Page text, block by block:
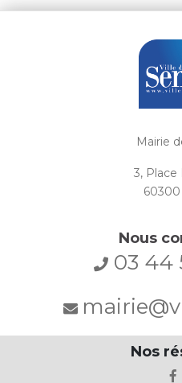
Mairie
3, Place
60300
Nous
03 44
Nos